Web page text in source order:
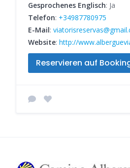
Gesprochenes Englisch: Ja
Telefon: +34987780975
E-Mail:
Website: http://
Reservieren auf